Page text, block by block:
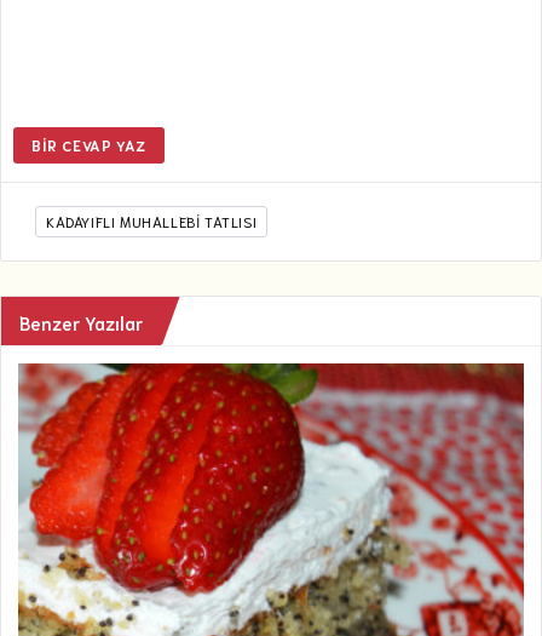
BIR CEVAP YAZ
KADAYIFLI MUHALLEBI TATLISI
Benzer Yazılar